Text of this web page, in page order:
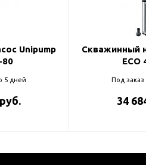
Unipump
80
5 дней
Скважинный
ECO
Под
34